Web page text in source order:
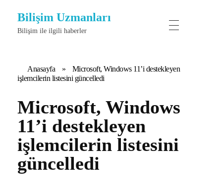
Bilişim Uzmanları
Bilişim ile ilgili haberler
Anasayfa »
Microsoft, Windows 11’i destekleyen
işlemcilerin listesini güncelledi
Microsoft, Windows
11’i destekleyen
işlemcilerin listesini
güncelledi